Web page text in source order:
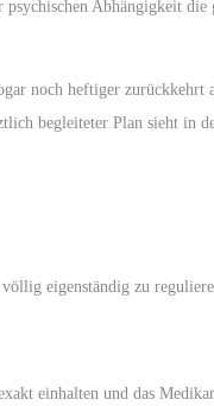
Abhängigkeit
noch heftiger zurückkehrt
begleiteter Plan sieht in
eigenständig zu
einhalten und das